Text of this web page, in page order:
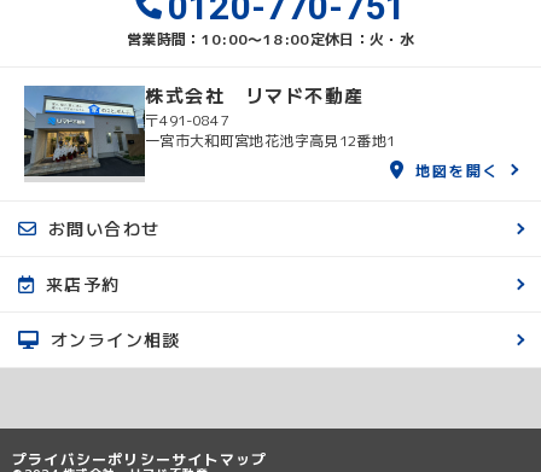
営業時間：10:00〜18:00定休日：火・水
株式会社 リマド不動産
〒491-0847
一宮市大和町宮地花池字高見12番地1
地図を開く
お問い合わせ
来店予約
オンライン相談
プライバシーポリシーサイトマップ